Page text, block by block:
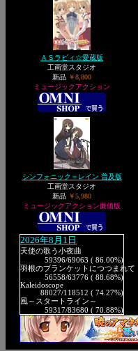
ＡＳラビィ☆愛蔵版
工画堂スタジオ
新品 ￥8,800
ミュージックアクション
シンフォニック＝レイン 普及版
工画堂スタジオ
新品 ￥5,980
ミュージックアクション廉価版
2026年8月1日
天使の歌う小夜曲
59396/69063 ( 86.00%)
羽根のブランケットにつつまれて
56558/63776 ( 88.68%)
Kaleidoscope
88027/118512 ( 74.27%)
風～スタートライン～
59317/83680 ( 70.88%)